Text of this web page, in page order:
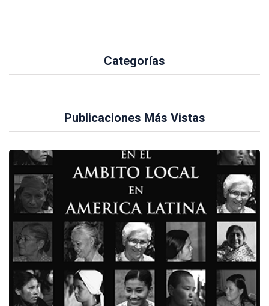
Categorías
Publicaciones Más Vistas